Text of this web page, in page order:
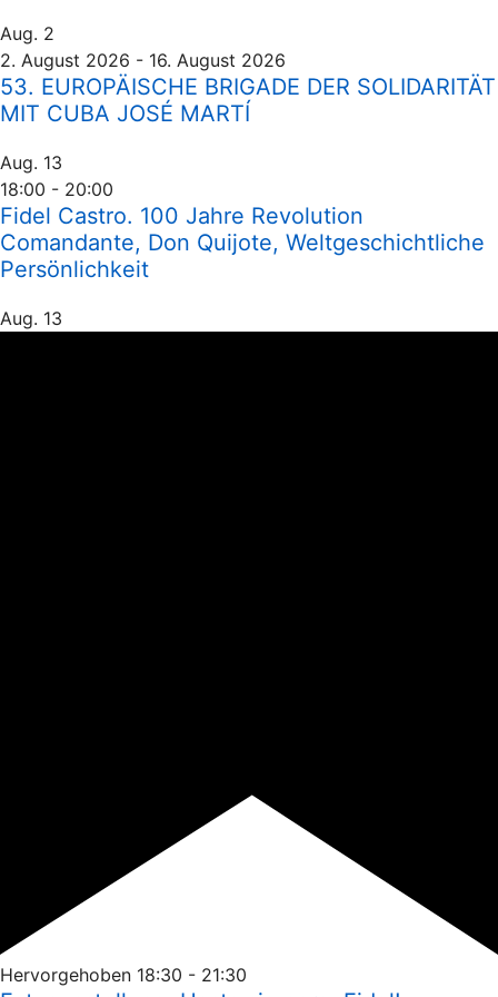
Aug. 2
2. August 2026 - 16. August 2026
53. EUROPÄISCHE BRIGADE DER SOLIDARITÄT
MIT CUBA JOSÉ MARTÍ
Aug. 13
18:00 - 20:00
Fidel Castro. 100 Jahre Revolution
Comandante, Don Quijote, Weltgeschichtliche
Persönlichkeit
Aug. 13
Hervorgehoben 18:30 - 21:30